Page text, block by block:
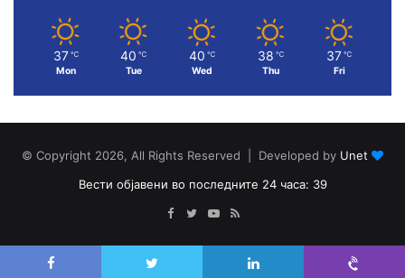
37 ℃
Mon
40 ℃
Tue
40 ℃
Wed
38 ℃
Thu
37 ℃
Fri
© Copyright 2026, All Rights Reserved | Developed by Unet
Вести објавени во последните 24 часа: 39
Facebook
TwitterYouTube
RSS